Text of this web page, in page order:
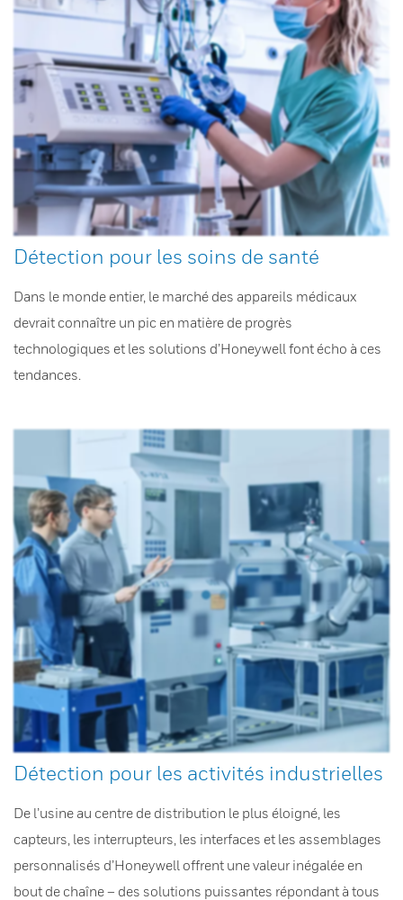
Détection pour les soins de santé
Dans le monde entier, le marché des appareils médicaux
devrait connaître un pic en matière de progrès
technologiques et les solutions d’Honeywell font écho à ces
tendances.
Détection pour les activités industrielles
De l’usine au centre de distribution le plus éloigné, les
capteurs, les interrupteurs, les interfaces et les assemblages
personnalisés d’Honeywell offrent une valeur inégalée en
bout de chaîne – des solutions puissantes répondant à tous